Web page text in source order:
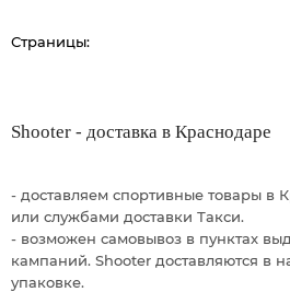
Страницы:
Shooter - доставка в Краснодаре
- доставляем спортивные товары в
или службами доставки Такси.
- возможен самовывоз в пунктах
кампаний. Shooter доставляются в
упаковке.